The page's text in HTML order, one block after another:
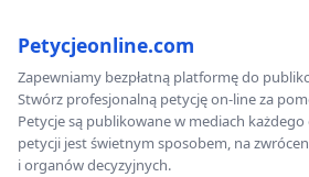
Petycjeonline.com
Zapewniamy bezpłatną platformę do
Stwórz profesjonalną petycję on-line za
Petycje są publikowane w mediach
petycji jest świetnym sposobem, na
i organów decyzyjnych.